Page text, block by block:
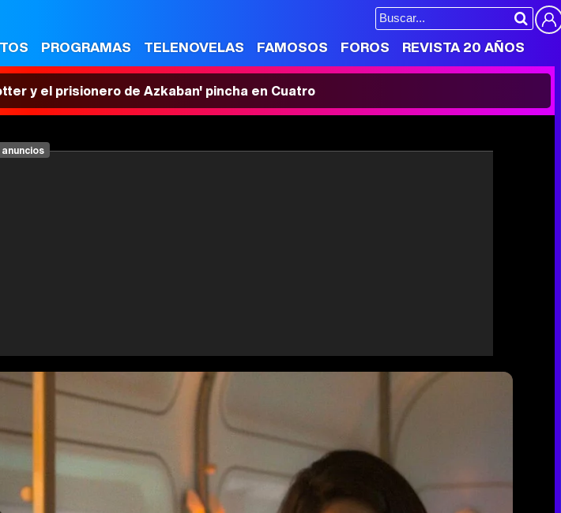
PROGRAMAS TELENOVELAS FAMOSOS FOROS REVISTA 20 AÑOS
y el prisionero de Azkaban' pincha en Cuatro